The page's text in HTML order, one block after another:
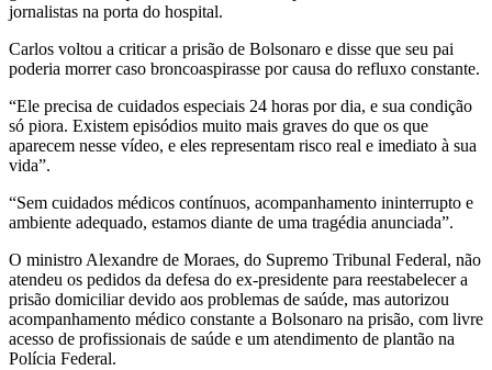
jornalistas na porta do hospital.
Carlos voltou a criticar a prisão de Bolsonaro e disse que seu pai
poderia morrer caso broncoaspirasse por causa do refluxo constante.
“Ele precisa de cuidados especiais 24 horas por dia, e sua condição
só piora. Existem episódios muito mais graves do que os que
aparecem nesse vídeo, e eles representam risco real e imediato à sua
vida”.
“Sem cuidados médicos contínuos, acompanhamento ininterrupto e
ambiente adequado, estamos diante de uma tragédia anunciada”.
O ministro Alexandre de Moraes, do Supremo Tribunal Federal, não
atendeu os pedidos da defesa do ex-presidente para reestabelecer a
prisão domiciliar devido aos problemas de saúde, mas autorizou
acompanhamento médico constante a Bolsonaro na prisão, com livre
acesso de profissionais de saúde e um atendimento de plantão na
Polícia Federal.